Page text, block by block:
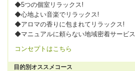
◆5つの個室リラックス!
◆心地よい音楽でリラックス!
◆アロマの香りに包まれてリラックス!
◆マニュアルに頼らない地域密着サービス
コンセプトはこちら
目的別オススメコース